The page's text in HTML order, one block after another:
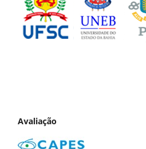
Avaliação